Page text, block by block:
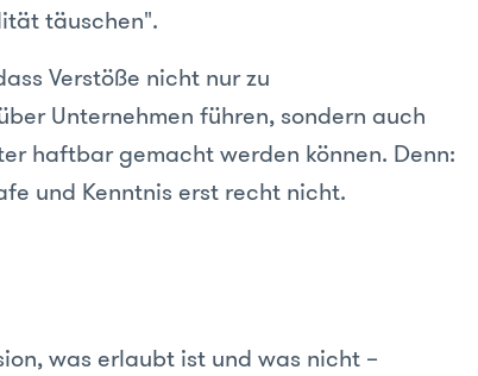
täuschen".
Verstöße nicht nur zu
Unternehmen führen, sondern auch
haftbar gemacht werden können. Denn:
und Kenntnis erst recht nicht.
was erlaubt ist und was nicht –